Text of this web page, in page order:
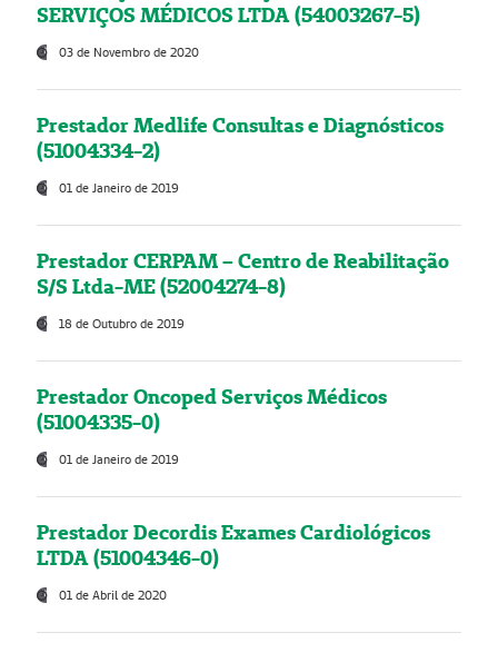
SERVIÇOS MÉDICOS LTDA (54003267-5)
03 de Novembro de 2020
Prestador Medlife Consultas e Diagnósticos
(51004334-2)
01 de Janeiro de 2019
Prestador CERPAM – Centro de Reabilitação
S/S Ltda-ME (52004274-8)
18 de Outubro de 2019
Prestador Oncoped Serviços Médicos
(51004335-0)
01 de Janeiro de 2019
Prestador Decordis Exames Cardiológicos
LTDA (51004346-0)
01 de Abril de 2020